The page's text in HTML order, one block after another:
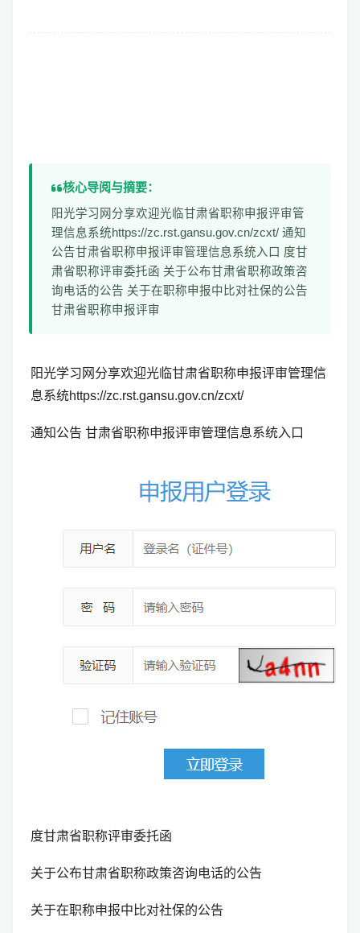
核心导阅与摘要：
阳光学习网分享欢迎光临甘肃省职称申报评审管
理信息系统https://zc.rst.gansu.gov.cn/zcxt/ 通知
公告甘肃省职称申报评审管理信息系统入口 度甘
肃省职称评审委托函 关于公布甘肃省职称政策咨
询电话的公告 关于在职称申报中比对社保的公告
甘肃省职称申报评审
阳光学习网分享欢迎光临甘肃省职称申报评审管理信
息系统https://zc.rst.gansu.gov.cn/zcxt/
通知公告 甘肃省职称申报评审管理信息系统入口
度甘肃省职称评审委托函
关于公布甘肃省职称政策咨询电话的公告
关于在职称申报中比对社保的公告